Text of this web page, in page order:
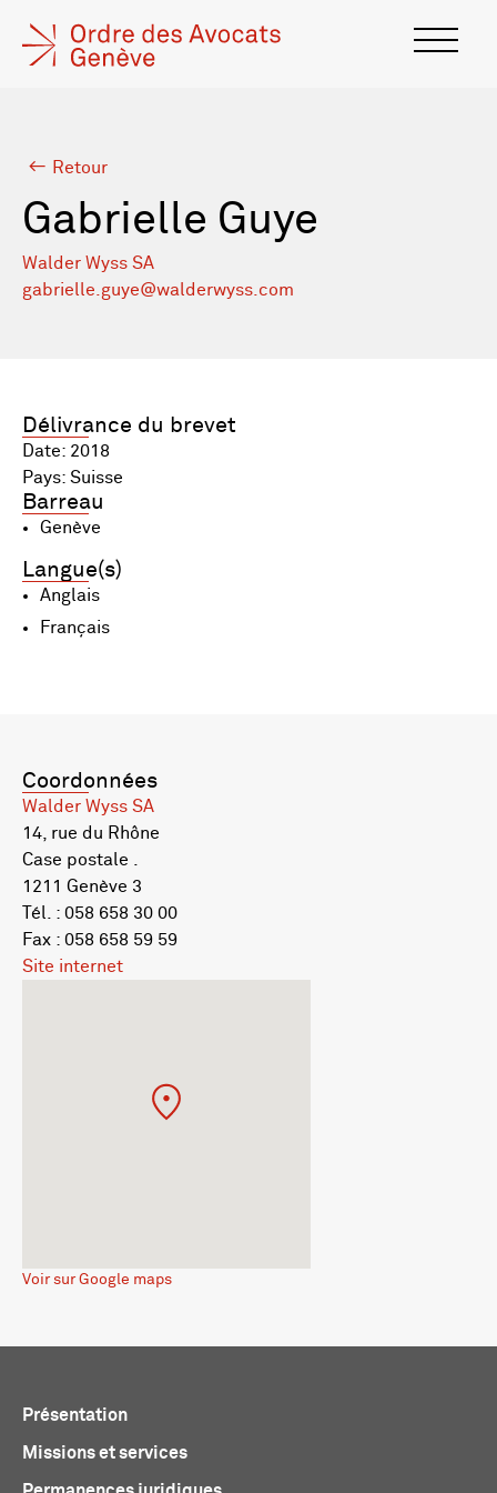
Retour
Gabrielle Guye
Walder Wyss SA
gabrielle.guye@walderwyss.com
Délivrance du brevet
Date: 2018
Pays: Suisse
Barreau
Genève
Langue(s)
Anglais
Français
Coordonnées
Walder Wyss SA
14, rue du Rhône
Case postale .
1211 Genève 3
Tél. : 058 658 30 00
Fax : 058 658 59 59
Site internet
Voir sur Google maps
Présentation
Missions et services